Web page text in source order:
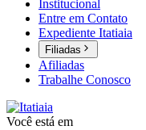
Institucional
Entre em Contato
Expediente Itatiaia
Filiadas
Afiliadas
Trabalhe Conosco
Você está em